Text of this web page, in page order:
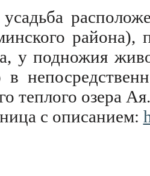
района),
у подножия
в
теплого озера Ая.
с описанием: